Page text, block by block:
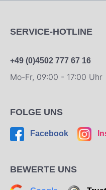
SERVICE-HOTLINE
+49 (0)4502 777 67 16
Mo-Fr, 09:00 - 17:00 Uhr
FOLGE UNS
Facebook
BEWERTE UNS